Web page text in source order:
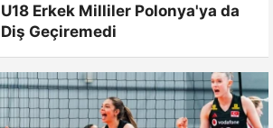
U18 Erkek Milliler Polonya'ya da
Diş Geçiremedi